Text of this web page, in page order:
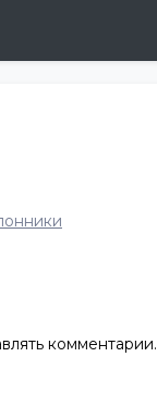
комментарии.